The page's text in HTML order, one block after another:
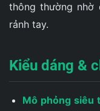
thông thường nhờ
rảnh tay.
Kiểu dáng &
Mô phỏng siêu